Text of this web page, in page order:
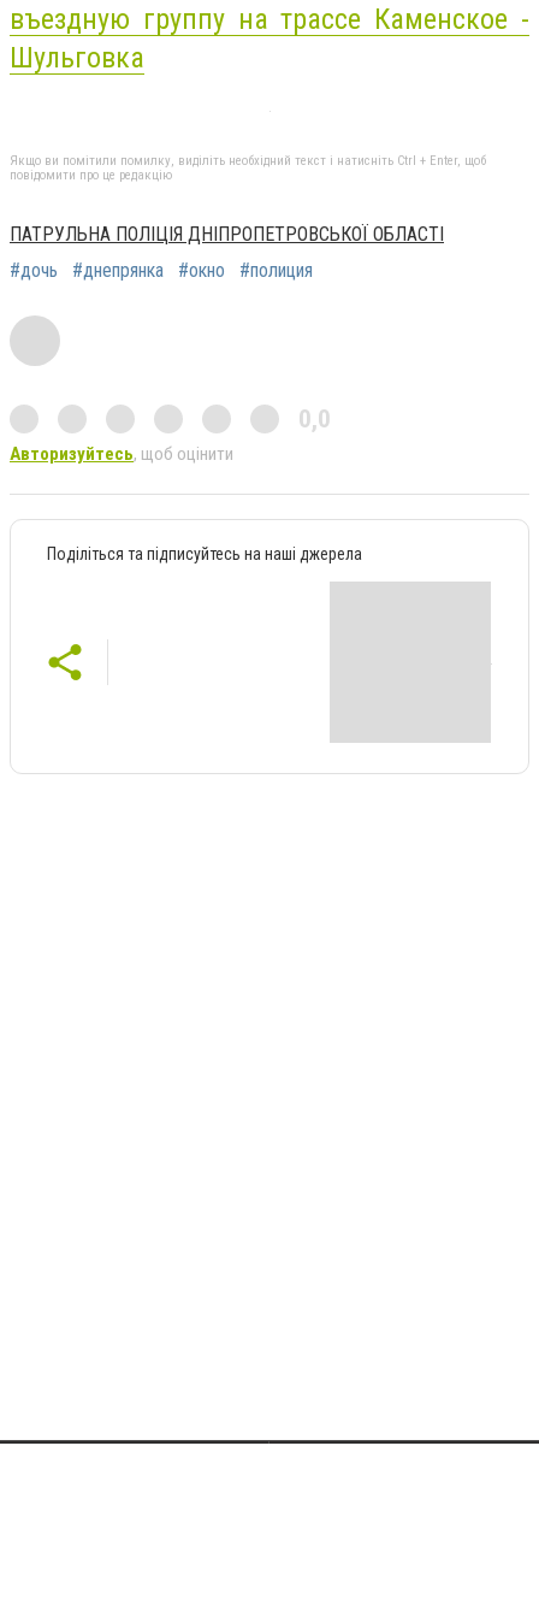
въездную группу на трассе Каменское -
Шульговка
Якщо ви помітили помилку, виділіть необхідний текст і натисніть Ctrl + Enter, щоб
повідомити про це редакцію
ПАТРУЛЬНА ПОЛІЦІЯ ДНІПРОПЕТРОВСЬКОЇ ОБЛАСТІ
#дочь
#днепрянка #окно #полиция
0,0
Авторизуйтесь, щоб оцінити
Поділіться та підписуйтесь на наші джерела